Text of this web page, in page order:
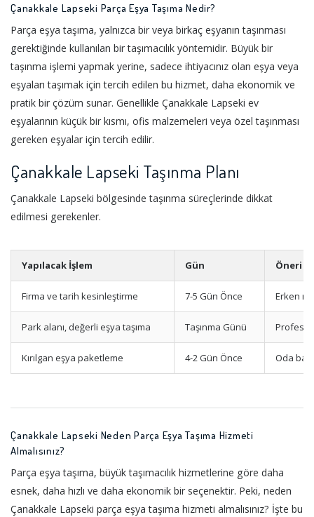
Çanakkale Lapseki Parça Eşya Taşıma Nedir?
Parça eşya taşıma, yalnızca bir veya birkaç eşyanın taşınması
gerektiğinde kullanılan bir taşımacılık yöntemidir. Büyük bir
taşınma işlemi yapmak yerine, sadece ihtiyacınız olan eşya veya
eşyaları taşımak için tercih edilen bu hizmet, daha ekonomik ve
pratik bir çözüm sunar. Genellikle Çanakkale Lapseki ev
eşyalarının küçük bir kısmı, ofis malzemeleri veya özel taşınması
gereken eşyalar için tercih edilir.
Çanakkale Lapseki Taşınma Planı
Çanakkale Lapseki bölgesinde taşınma süreçlerinde dikkat
edilmesi gerekenler.
Yapılacak İşlem Gün Öneri
Firma ve tarih kesinleştirme 7-5 Gün Önce Erken
Park alanı, değerli eşya taşıma Taşınma Günü
Kırılgan eşya paketleme 4-2 Gün Önce Oda
Çanakkale Lapseki Neden Parça Eşya Taşıma Hizmeti
Almalısınız?
Parça eşya taşıma, büyük taşımacılık hizmetlerine göre daha
esnek, daha hızlı ve daha ekonomik bir seçenektir. Peki, neden
Çanakkale Lapseki parça eşya taşıma hizmeti almalısınız? İşte bu